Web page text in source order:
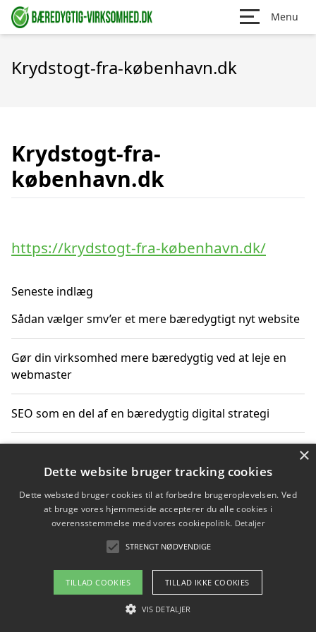
Menu
Krydstogt-fra-københavn.dk
Krydstogt-fra-
københavn.dk
https://krydstogt-fra-københavn.dk/
Seneste indlæg
Sådan vælger smv’er et mere bæredygtigt nyt website
Gør din virksomhed mere bæredygtig ved at leje en
webmaster
SEO som en del af en bæredygtig digital strategi
Sådan får du hjælp til en hjemmeside uden binding
Copyright 2026 - Pilanto Aps
Om / kontakt
Blog Betingelser
×
Dette website bruger tracking cookies
Dette websted bruger cookies til at forbedre brugeroplevelsen. Ved
at bruge vores hjemmeside accepterer du alle cookies i
overensstemmelse med vores cookiepolitik. Detaljer
STRENGT NØDVENDIGE
TILLAD COOKIES TILLAD IKKE COOKIES
VIS DETALJER